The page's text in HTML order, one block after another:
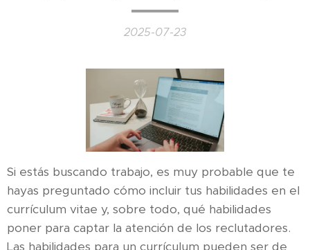
2025-07-23
Si estás buscando trabajo, es muy probable que te
hayas preguntado cómo incluir tus habilidades en el
currículum vitae y, sobre todo, qué habilidades
poner para captar la atención de los reclutadores.
Las habilidades para un currículum pueden ser de